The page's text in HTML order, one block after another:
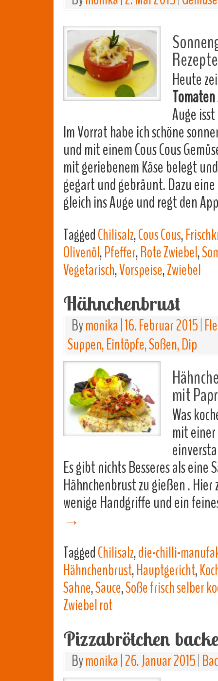
Heute
Tomaten
Auge
Im Vorrat habe ich schöne
und mit einem Cous Cous
mit geriebenem Käse belegt
gegart und gebräunt. Dazu
gleich ins Auge und regt den
TaggedChilisalz,Cous Cous,
Olivenöl,Pfeffer,Rote Zwiebel,
Vegetarisch,Vorspeise,Zwiebel
Hähnchenbrust
Bymonika 16. Februar 2015
Suppen, Eintöpfe, Soßen, Dip
mit
Was
mit
Es gibt nichts Besseres als eine
Hähnchenbrust zu gießen .
wenige Handgriffe und ein
→
TaggedChilisalz,die-chilli-
Hähnchenbrust,Hauptgericht,
Sahne,Sauce,Soße frisch selber
Zwiebel rot
Pizzabrötchen
Bymonika 26. Januar 2015